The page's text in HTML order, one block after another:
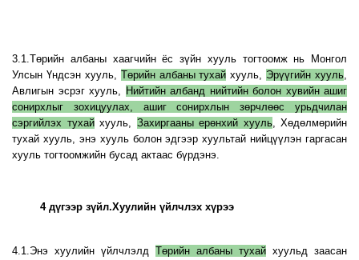
3.1.Төрийн албаны хаагчийн ёс зүйн хууль тогтоомж нь Монгол
Улсын Үндсэн хууль, Төрийн албаны тухай хууль, Эрүүгийн хууль,
Авлигын эсрэг хууль, Нийтийн албанд нийтийн болон хувийн ашиг
сонирхлыг зохицуулах, ашиг сонирхлын зөрчлөөс урьдчилан
сэргийлэх тухайхууль, Захиргааны ерөнхий хууль, Хөдөлмөрийн
тухай хууль, энэ хууль болон эдгээр хуультай нийцүүлэн гаргасан
хууль тогтоомжийн бусад актаас бүрдэнэ.
4 дүгээр зүйл.Хуулийн үйлчлэх хүрээ
4.1.Энэ хуулийн үйлчлэлд Төрийн албаны тухай хуульд заасан